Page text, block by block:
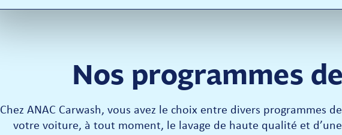
Nos programmes
Chez ANAC Carwash, vous avez le choix entre divers programmes
votre voiture, à tout moment, le lavage de haute qualité et